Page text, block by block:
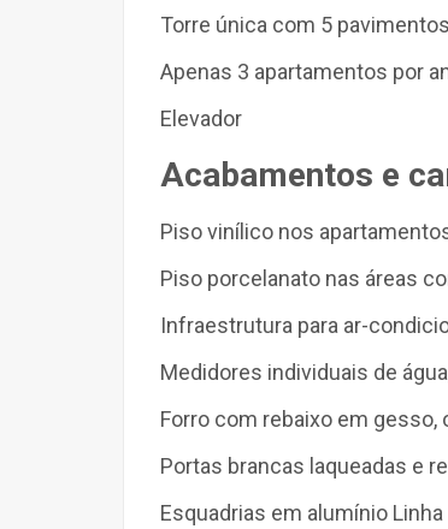
Torre única com 5 pavimentos
Apenas 3 apartamentos por
Elevador
Acabamentos e
Piso vinílico nos
Piso porcelanato nas áreas
Infraestrutura para ar-
Medidores individuais de
Forro com rebaixo em gesso,
Portas brancas laqueadas e
Esquadrias em alumínio